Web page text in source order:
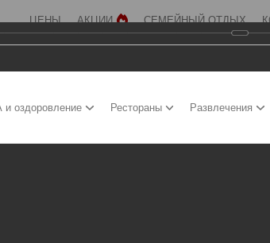
ЦЕНЫ АКЦИИ СЕМЕЙНЫЙ ОТДЫХ
оздоровление Рестораны Развлечения